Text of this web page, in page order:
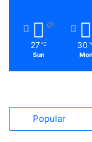
27 ℃
Sun
30
Mon
Popular